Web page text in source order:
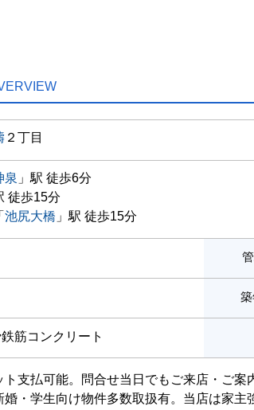
２丁目
泉 」駅 徒歩6分
徒歩15分
池尻大橋 」駅 徒歩15分
築
筋コンクリート
ト支払可能。問合せ当日でもご来店・ご
婚・学生向け物件多数取扱有。当店は家